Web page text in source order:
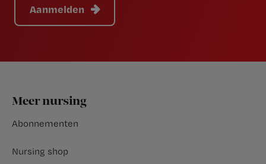
Aanmelden
Footer
Meer nursing
Abonnementen
Nursing shop